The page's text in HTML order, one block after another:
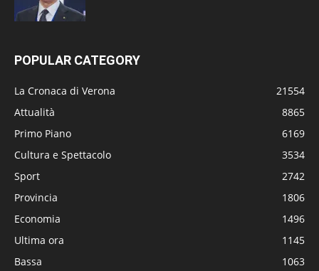
POPULAR CATEGORY
La Cronaca di Verona
21554
Attualità
8865
Primo Piano
6169
Cultura e Spettacolo
3534
Sport
2742
Provincia
1806
Economia
1496
Ultima ora
1145
Bassa
1063